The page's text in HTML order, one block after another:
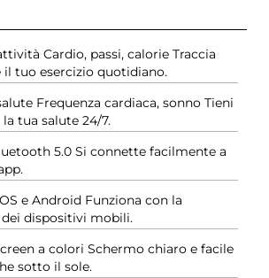
Cardio, passi, calorie Traccia
tuo esercizio quotidiano.
Frequenza cardiaca, sonno Tieni
tua salute 24/7.
5.0 Si connette facilmente a
e Android Funziona con la
dispositivi mobili.
a colori Schermo chiaro e facile
sotto il sole.